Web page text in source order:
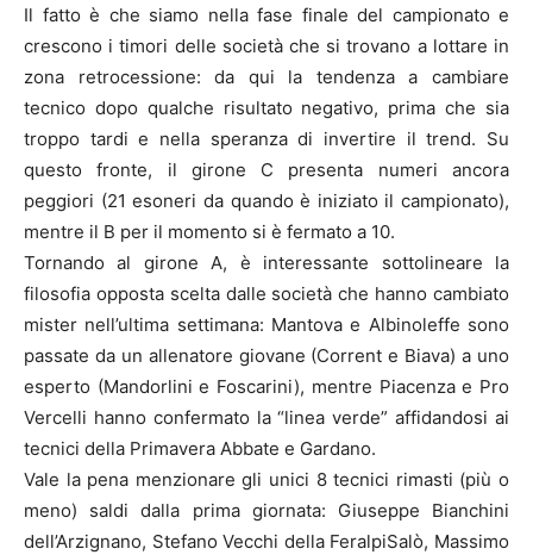
Il fatto è che siamo nella fase finale del campionato e
crescono i timori delle società che si trovano a lottare in
zona retrocessione: da qui la tendenza a cambiare
tecnico dopo qualche risultato negativo, prima che sia
troppo tardi e nella speranza di invertire il trend. Su
questo fronte, il girone C presenta numeri ancora
peggiori (21 esoneri da quando è iniziato il campionato),
mentre il B per il momento si è fermato a 10.
Tornando al girone A, è interessante sottolineare la
filosofia opposta scelta dalle società che hanno cambiato
mister nell’ultima settimana: Mantova e Albinoleffe sono
passate da un allenatore giovane (Corrent e Biava) a uno
esperto (Mandorlini e Foscarini), mentre Piacenza e Pro
Vercelli hanno confermato la “linea verde” affidandosi ai
tecnici della Primavera Abbate e Gardano.
Vale la pena menzionare gli unici 8 tecnici rimasti (più o
meno) saldi dalla prima giornata: Giuseppe Bianchini
dell’Arzignano, Stefano Vecchi della FeralpiSalò, Massimo